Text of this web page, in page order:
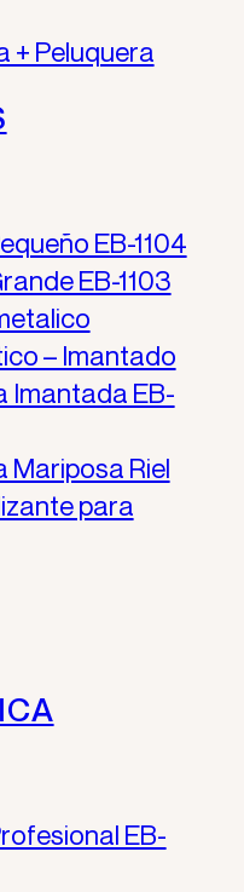
+ Peluquera
EB-1104
EB-1103
– Imantado
Imantada EB-
Mariposa Riel
para
EB-